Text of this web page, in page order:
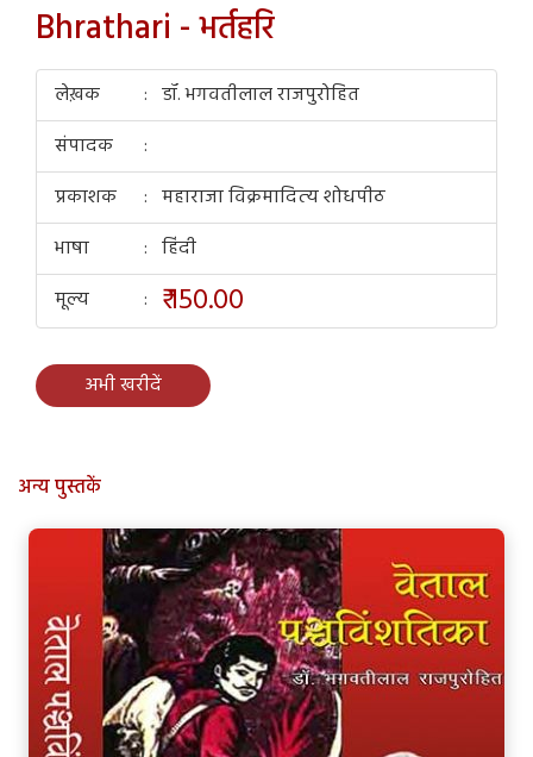
Bhrathari - भर्तहरि
लेख़क
डॉ. भगवतीलाल राजपुरोहित
संपादक
प्रकाशक
महाराजा विक्रमादित्‍य शोधपीठ
भाषा
हिंदी
मूल्य
₹ 150.00
अभी खरीदें
अन्य पुस्तकें